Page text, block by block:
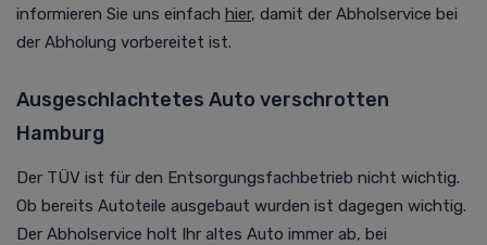
informieren Sie uns einfach hier, damit der Abholservice bei
der Abholung vorbereitet ist.
Ausgeschlachtetes Auto verschrotten
Hamburg
Der TÜV ist für den Entsorgungsfachbetrieb nicht wichtig.
Ob bereits Autoteile ausgebaut wurden ist dagegen wichtig.
Der Abholservice holt Ihr altes Auto immer ab, bei